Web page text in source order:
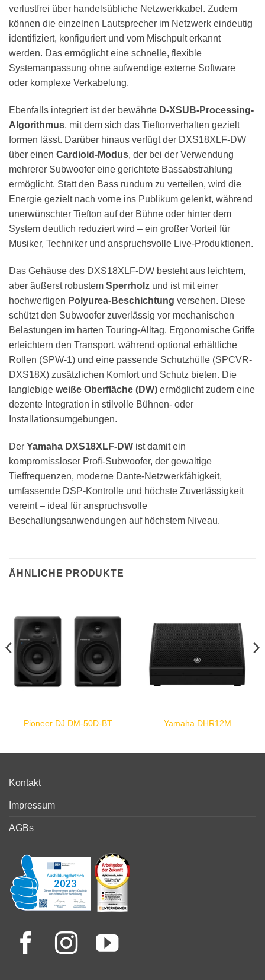
verlustfrei über handelsübliche Netzwerkkabel. Zudem
können die einzelnen Lautsprecher im Netzwerk eindeutig
identifiziert, konfiguriert und vom Mischpult erkannt
werden. Das ermöglicht eine schnelle, flexible
Systemanpassung ohne aufwendige externe Software
oder komplexe Verkabelung.
Ebenfalls integriert ist der bewährte D-XSUB-Processing-
Algorithmus, mit dem sich das Tieftonverhalten gezielt
formen lässt. Darüber hinaus verfügt der DXS18XLF-DW
über einen Cardioid-Modus, der bei der Verwendung
mehrerer Subwoofer eine gerichtete Bassabstrahlung
ermöglicht. Statt den Bass rundum zu verteilen, wird die
Energie gezielt nach vorne ins Publikum gelenkt, während
unerwünschter Tiefton auf der Bühne oder hinter dem
System deutlich reduziert wird – ein großer Vorteil für
Musiker, Techniker und anspruchsvolle Live-Produktionen.
Das Gehäuse des DXS18XLF-DW besteht aus leichtem,
aber äußerst robustem Sperrholz und ist mit einer
hochwertigen Polyurea-Beschichtung versehen. Diese
schützt den Subwoofer zuverlässig vor mechanischen
Belastungen im harten Touring-Alltag. Ergonomische Griffe
erleichtern den Transport, während optional erhältliche
Rollen (SPW-1) und eine passende Schutzhülle (SPCVR-
DXS18X) zusätzlichen Komfort und Schutz bieten. Die
langlebige weiße Oberfläche (DW) ermöglicht zudem eine
dezente Integration in stilvolle Bühnen- oder
Installationsumgebungen.
Der Yamaha DXS18XLF-DW ist damit ein
kompromissloser Profi-Subwoofer, der gewaltige
Tieffrequenzen, moderne Dante-Netzwerkfähigkeit,
umfassende DSP-Kontrolle und höchste Zuverlässigkeit
vereint – ideal für anspruchsvolle
Beschallungsanwendungen auf höchstem Niveau.
ÄHNLICHE PRODUKTE
Pioneer DJ DM-50D-BT Yamaha DHR12M
Kontakt
Impressum
AGBs